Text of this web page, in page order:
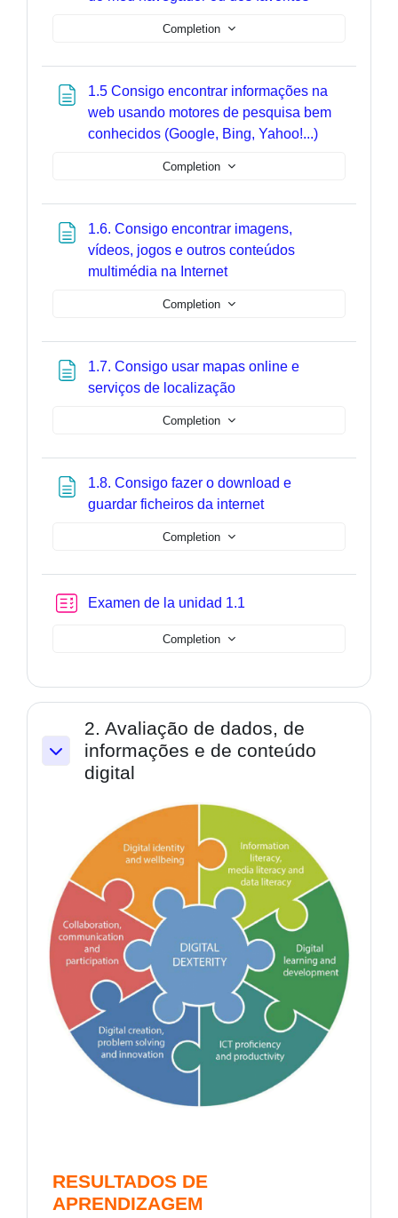
Completion
1.5 Consigo encontrar informações na
web usando motores de pesquisa bem
conhecidos (Google, Bing, Yahoo!...)Page
Completion
1.6. Consigo encontrar imagens,
vídeos, jogos e outros conteúdos
multimédia na InternetPage
Completion
1.7. Consigo usar mapas online e
serviços de localizaçãoPage
Completion
1.8. Consigo fazer o download e
guardar ficheiros da internetPage
Completion
Examen de la unidad 1.1
Completion
Collapse
2. Avaliação de dados, de
informações e de conteúdo
digital
RESULTADOS DE
APRENDIZAGEM